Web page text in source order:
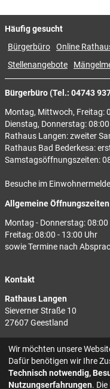
Bürgerbüro (Tel.: 04743
Montag, Mittwoch, Freitag:
Dienstag, Donnerstag:
Rathaus Langen: zweiter
Rathaus Bad Bederkesa:
Samstagsöffnungszeiten:
Besuche im
Allgemeine
Montag - Donnerstag: 08:00
Freitag: 08:00 - 13:00 Uhr
sowie Termine nach
Kontakt
Rathaus Langen
Sieverner Straße 10
27607 Geestland
Rathaus Bad Bederkesa
Am Markt 8
27624 Geestland
Häufig gesucht
Bürgerbüro Online
Stellenangebote
Wir möchten unsere
Dafür benötigen wir Ihre
Technisch notwendig,
Nutzungserfahrungen.